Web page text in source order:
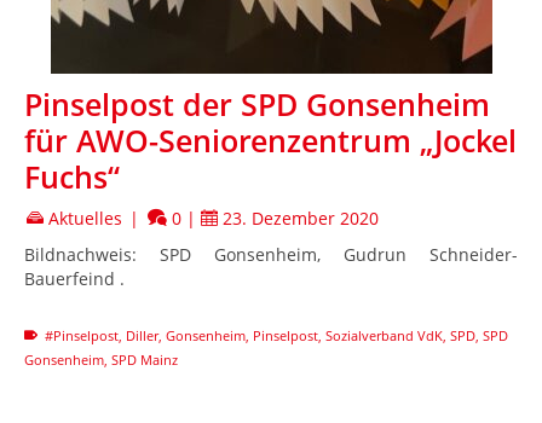
Pinselpost der SPD Gonsenheim
für AWO-Seniorenzentrum „Jockel
Fuchs“
Aktuelles | 0 |
23. Dezember 2020
Bildnachweis: SPD Gonsenheim, Gudrun Schneider-
Bauerfeind .
#Pinselpost Diller, Gonsenheim Pinselpost Sozialverband VdK SPD SPD
Gonsenheim SPD Mainz